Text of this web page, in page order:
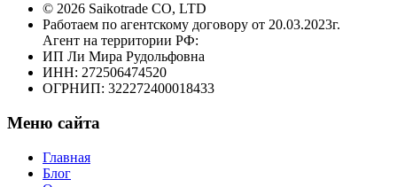
© 2026 Saikotrade CO, LTD
Работаем по агентскому договору от 20.03.2023г.
Агент на территории РФ:
ИП Ли Мира Рудольфовна
ИНН: 272506474520
ОГРНИП: 322272400018433
Меню сайта
Главная
Блог